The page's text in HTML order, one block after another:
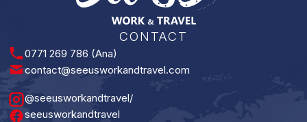
CONTACT
0771 269 786 (Ana)
contact@seeusworkandtravel.com
@seeusworkandtravel/
seeusworkandtravel